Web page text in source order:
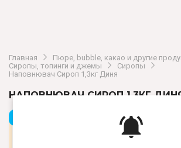
Главная
Пюре, bubble, какао и другие
Сиропы, топинги и джемы
Сиропы
Наповнювач Сироп 1,3кг Диня
НАПОВНЮВАЧ СИРОП 1,3КГ